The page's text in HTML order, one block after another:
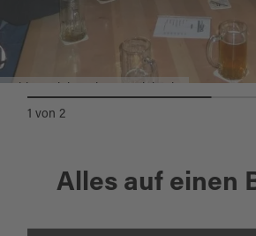
1 von2
Alles auf einen